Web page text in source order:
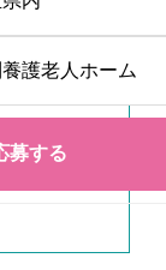
護老人ホーム